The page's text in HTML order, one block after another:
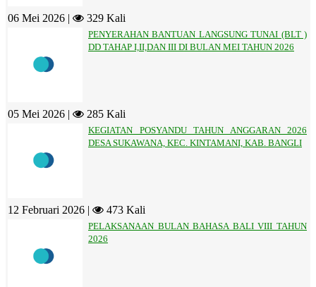
06 Mei 2026 | 329 Kali
PENYERAHAN BANTUAN LANGSUNG TUNAI (BLT )
DD TAHAP I,II,DAN III DI BULAN MEI TAHUN 2026
05 Mei 2026 | 285 Kali
KEGIATAN POSYANDU TAHUN ANGGARAN 2026
DESA SUKAWANA, KEC. KINTAMANI, KAB. BANGLI
12 Februari 2026 | 473 Kali
PELAKSANAAN BULAN BAHASA BALI VIII TAHUN
2026